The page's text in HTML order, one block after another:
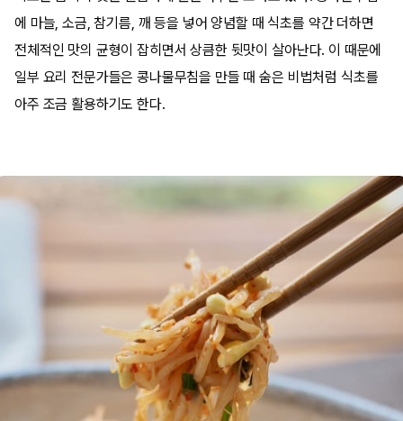
에 마늘, 소금, 참기름, 깨 등을 넣어 양념할 때 식초를 약간 더하면
전체적인 맛의 균형이 잡히면서 상큼한 뒷맛이 살아난다. 이 때문에
일부 요리 전문가들은 콩나물무침을 만들 때 숨은 비법처럼 식초를
아주 조금 활용하기도 한다.